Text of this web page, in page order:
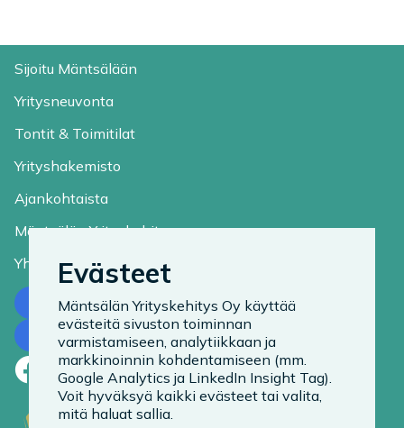
Sijoitu Mäntsälään
Yritysneuvonta
Tontit & Toimitilat
Yrityshakemisto
Ajankohtaista
Mäntsälän Yrityskehitys
Yhteystiedot
Ota yhteyttä
Tilaa uutiskirje
Facebook
LinkedIn
Instagram
Evästeet
Mäntsälän Yrityskehitys Oy käyttää
evästeitä sivuston toiminnan
varmistamiseen, analytiikkaan ja
markkinoinnin kohdentamiseen (mm.
Google Analytics ja LinkedIn Insight Tag).
Voit hyväksyä kaikki evästeet tai valita,
mitä haluat sallia.